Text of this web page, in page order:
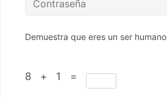
Demuestra que eres un ser humano
8 + 1 =